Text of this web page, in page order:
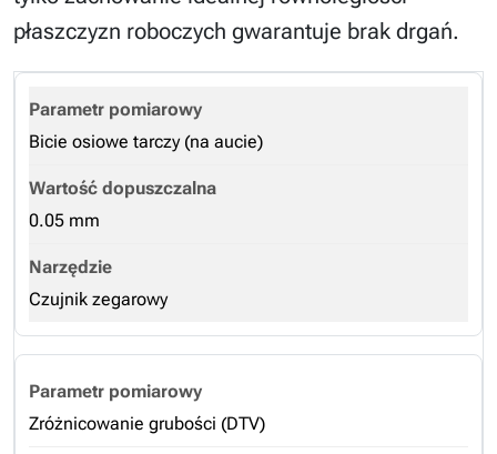
płaszczyzn roboczych gwarantuje brak drgań.
Bicie osiowe tarczy (na aucie)
0.05 mm
Czujnik zegarowy
Zróżnicowanie grubości (DTV)